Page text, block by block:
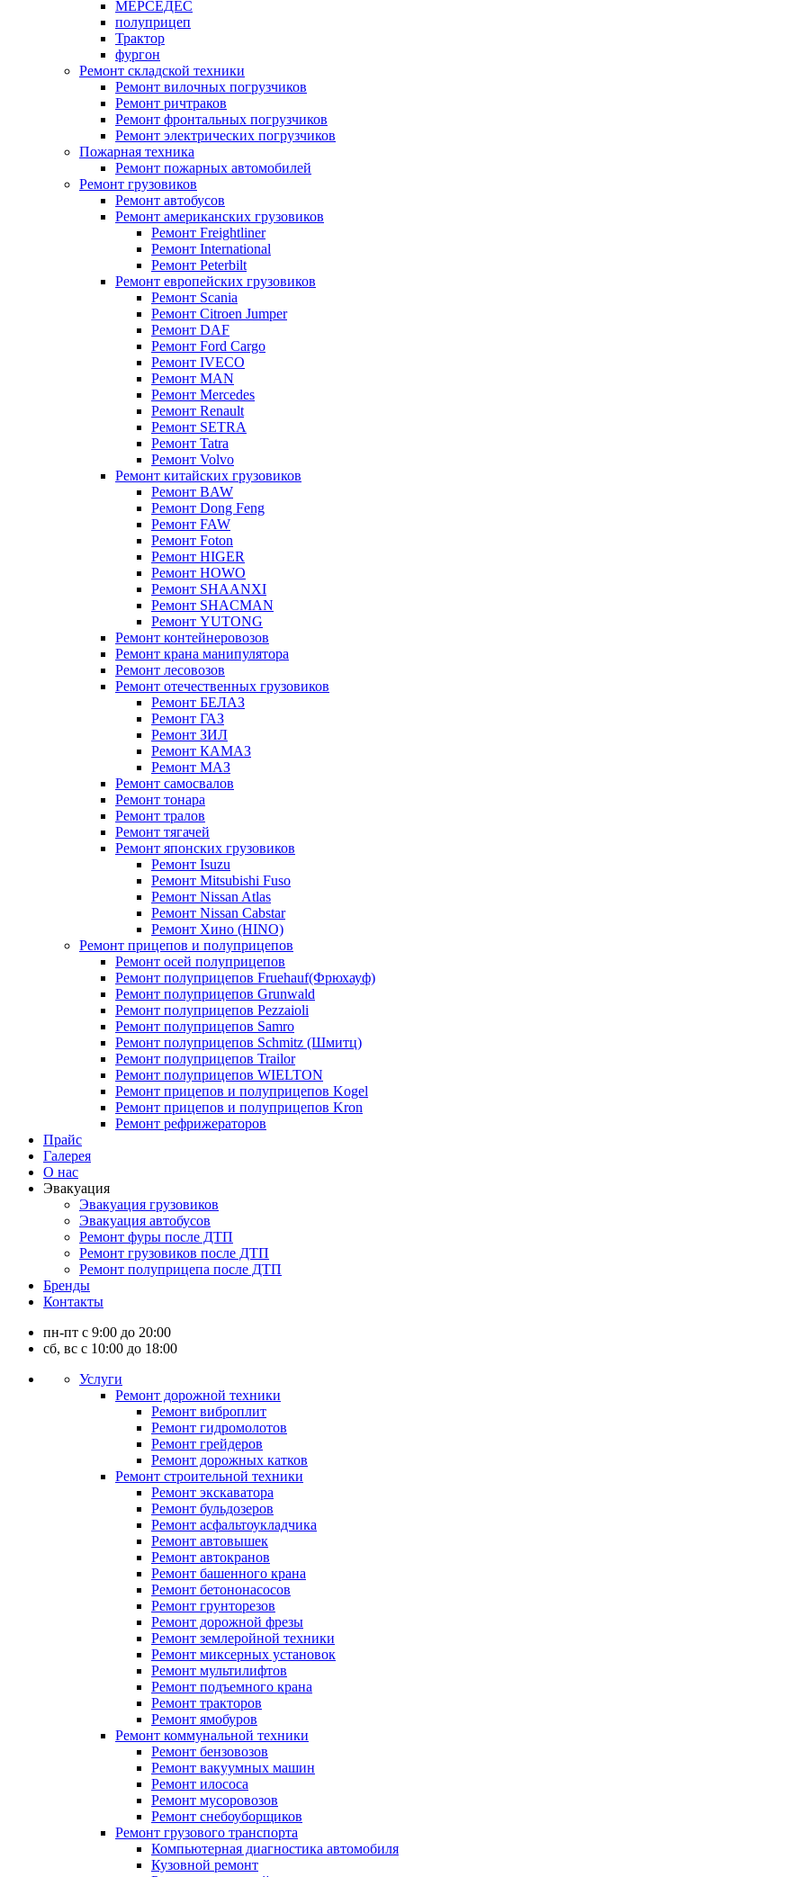
МЕРСЕДЕС
полуприцеп
Трактор
фургон
Ремонт складской техники
Ремонт вилочных погрузчиков
Ремонт ричтраков
Ремонт фронтальных погрузчиков
Ремонт электрических погрузчиков
Пожарная техника
Ремонт пожарных автомобилей
Ремонт грузовиков
Ремонт автобусов
Ремонт американских грузовиков
Ремонт Freightliner
Ремонт International
Ремонт Peterbilt
Ремонт европейских грузовиков
Ремонт Scania
Ремонт Citroen Jumper
Ремонт DAF
Ремонт Ford Cargo
Ремонт IVECO
Ремонт MAN
Ремонт Mercedes
Ремонт Renault
Ремонт SETRA
Ремонт Tatra
Ремонт Volvo
Ремонт китайских грузовиков
Ремонт BAW
Ремонт Dong Feng
Ремонт FAW
Ремонт Foton
Ремонт HIGER
Ремонт HOWO
Ремонт SHAANXI
Ремонт SHACMAN
Ремонт YUTONG
Ремонт контейнеровозов
Ремонт крана манипулятора
Ремонт лесовозов
Ремонт отечественных грузовиков
Ремонт БЕЛАЗ
Ремонт ГАЗ
Ремонт ЗИЛ
Ремонт КАМАЗ
Ремонт МАЗ
Ремонт самосвалов
Ремонт тонара
Ремонт тралов
Ремонт тягачей
Ремонт японских грузовиков
Ремонт Isuzu
Ремонт Mitsubishi Fuso
Ремонт Nissan Atlas
Ремонт Nissan Cabstar
Ремонт Хино (HINO)
Ремонт прицепов и полуприцепов
Ремонт осей полуприцепов
Ремонт полуприцепов Fruehauf(Фрюхауф)
Ремонт полуприцепов Grunwald
Ремонт полуприцепов Pezzaioli
Ремонт полуприцепов Samro
Ремонт полуприцепов Schmitz (Шмитц)
Ремонт полуприцепов Trailor
Ремонт полуприцепов WIELTON
Ремонт прицепов и полуприцепов Kogel
Ремонт прицепов и полуприцепов Kron
Ремонт рефрижераторов
Прайс
Галерея
О нас
Эвакуация
Эвакуация грузовиков
Эвакуация автобусов
Ремонт фуры после ДТП
Ремонт грузовиков после ДТП
Ремонт полуприцепа после ДТП
Бренды
Контакты
пн-пт с 9:00 до 20:00
сб, вс с 10:00 до 18:00
Услуги
Ремонт дорожной техники
Ремонт виброплит
Ремонт гидромолотов
Ремонт грейдеров
Ремонт дорожных катков
Ремонт строительной техники
Ремонт экскаватора
Ремонт бульдозеров
Ремонт асфальтоукладчика
Ремонт автовышек
Ремонт автокранов
Ремонт башенного крана
Ремонт бетононасосов
Ремонт грунторезов
Ремонт дорожной фрезы
Ремонт землеройной техники
Ремонт миксерных установок
Ремонт мультилифтов
Ремонт подъемного крана
Ремонт тракторов
Ремонт ямобуров
Ремонт коммунальной техники
Ремонт бензовозов
Ремонт вакуумных машин
Ремонт илососа
Ремонт мусоровозов
Ремонт снебоуборщиков
Ремонт грузового транспорта
Компьютерная диагностика автомобиля
Кузовной ремонт